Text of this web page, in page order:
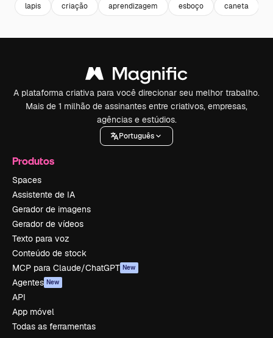
lapis criação aprendizagem esboço caneta
A plataforma criativa para você direcionar seu melhor trabalho.
Mais de 1 milhão de assinantes entre criativos, empresas,
agências e estúdios.
Português
Produtos
Spaces
Assistente de IA
Gerador de imagens
Gerador de vídeos
Texto para voz
Conteúdo de stock
MCP para Claude/ChatGPT New
Agentes New
API
App móvel
Todas as ferramentas